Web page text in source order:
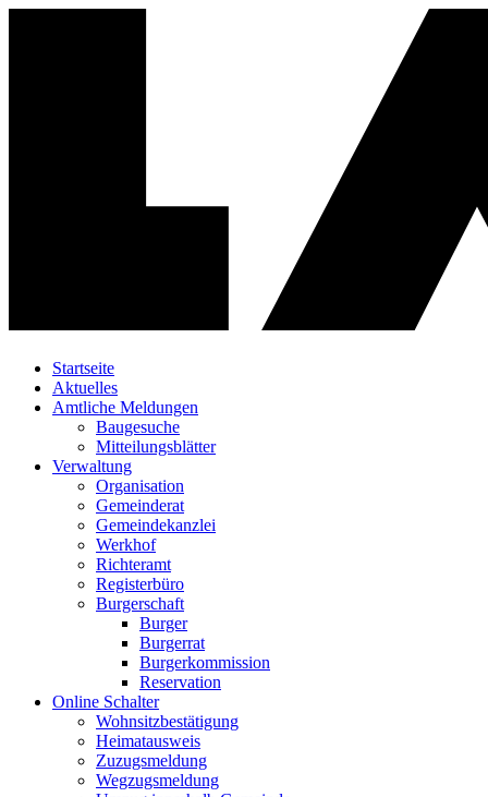
Startseite
Aktuelles
Amtliche Meldungen
Baugesuche
Mitteilungsblätter
Verwaltung
Organisation
Gemeinderat
Gemeindekanzlei
Werkhof
Richteramt
Registerbüro
Burgerschaft
Burger
Burgerrat
Burgerkommission
Reservation
Online Schalter
Wohnsitzbestätigung
Heimatausweis
Zuzugsmeldung
Wegzugsmeldung